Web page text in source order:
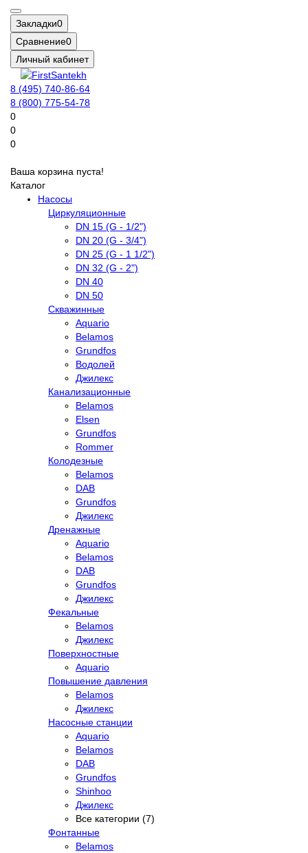
Закладки0
Сравнение0
Личный кабинет
8 (495) 740-86-64
8 (800) 775-54-78
0
0
0
Ваша корзина пуста!
Каталог
Насосы
Циркуляционные
DN 15 (G - 1/2")
DN 20 (G - 3/4")
DN 25 (G - 1 1/2")
DN 32 (G - 2")
DN 40
DN 50
Скважинные
Aquario
Belamos
Grundfos
Водолей
Джилекс
Канализационные
Belamos
Elsen
Grundfos
Rommer
Колодезные
Belamos
DAB
Grundfos
Джилекс
Дренажные
Aquario
Belamos
DAB
Grundfos
Джилекс
Фекальные
Belamos
Джилекс
Поверхностные
Aquario
Повышение давления
Belamos
Джилекс
Насосные станции
Aquario
Belamos
DAB
Grundfos
Shinhoo
Джилекс
Все категории (7)
Фонтанные
Belamos